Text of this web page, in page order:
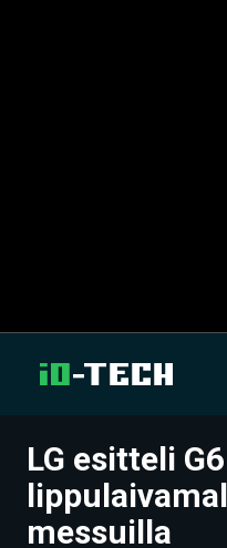
UUTISET
ARTIKKELIT
LG esitteli
messuilla